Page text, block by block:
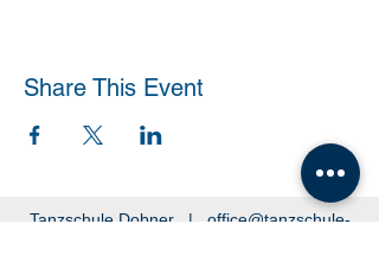
Share This Event
Tanzschule Dobner | office@tanzschule-